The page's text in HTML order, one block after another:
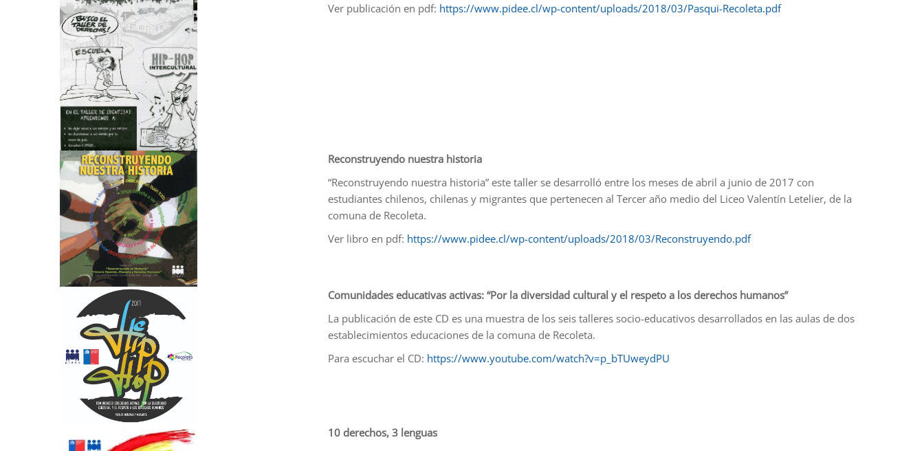
Ver publicación en pdf: https://www.pidee.cl/wp-content/uploads/2018/03/Pasqui-Recoleta.pdf
Reconstruyendo nuestra historia
“Reconstruyendo nuestra historia” este taller se desarrolló entre los meses de abril a junio de 2017 con
estudiantes chilenos, chilenas y migrantes que pertenecen al Tercer año medio del Liceo Valentín Letelier, de la
comuna de Recoleta.
Ver libro en pdf: https://www.pidee.cl/wp-content/uploads/2018/03/Reconstruyendo.pdf
Comunidades educativas activas: “Por la diversidad cultural y el respeto a los derechos humanos”
La publicación de este CD es una muestra de los seis talleres socio-educativos desarrollados en las aulas de dos
establecimientos educaciones de la comuna de Recoleta.
Para escuchar el CD: https://www.youtube.com/watch?v=p_bTUweydPU
10 derechos, 3 lenguas